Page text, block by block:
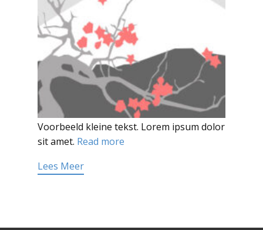
Voorbeeld kleine tekst. Lorem ipsum dolor
sit amet. Read more
Lees Meer